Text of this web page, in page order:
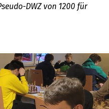
DWZ von 1200 für